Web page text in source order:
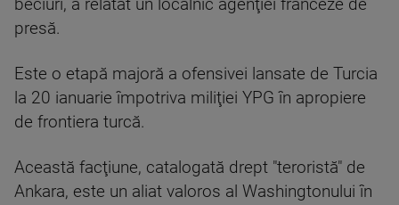
beciuri, a relatat un localnic agenţiei franceze de
presă.
Este o etapă majoră a ofensivei lansate de Turcia
la 20 ianuarie împotriva miliţiei YPG în apropiere
de frontiera turcă.
Această facţiune, catalogată drept "teroristă" de
Ankara, este un aliat valoros al Washingtonului în